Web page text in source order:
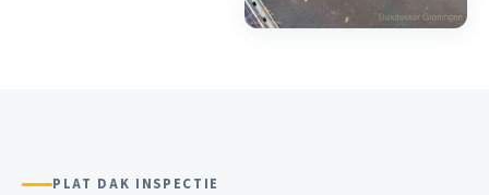
PLAT DAK INSPECTIE